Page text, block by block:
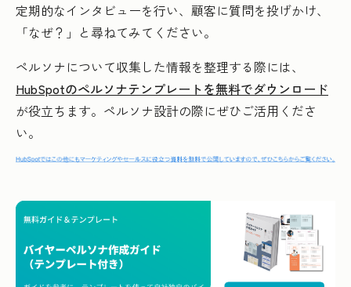
定期的なインタビューを行い、顧客に質問を投げかけ、
「なぜ？」と尋ねてみてください。
ペルソナについて収集した情報を整理する際には、
HubSpotのペルソナテンプレートを無料でダウンロード
が役立ちます。ペルソナ設計の際にぜひご活用くださ
い。